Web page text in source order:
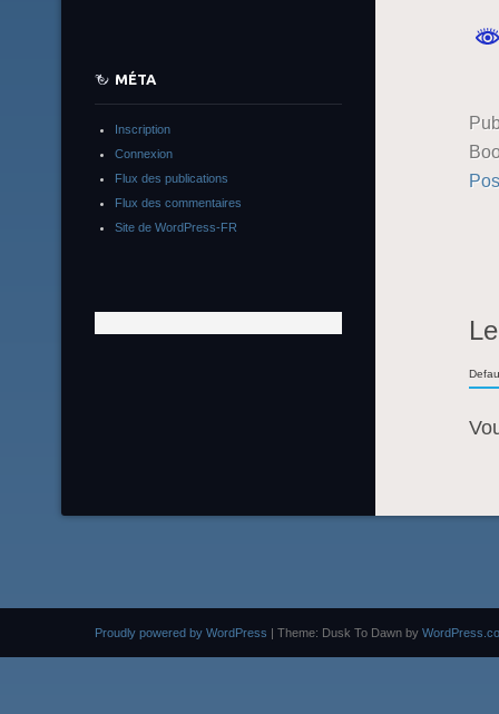
MÉTA
Inscription
Connexion
Flux des publications
Flux des commentaires
Site de WordPress-FR
Proudly powered by WordPress | Theme: Dusk To Dawn by